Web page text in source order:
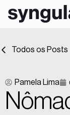
Todos os Posts
Pamela Lima